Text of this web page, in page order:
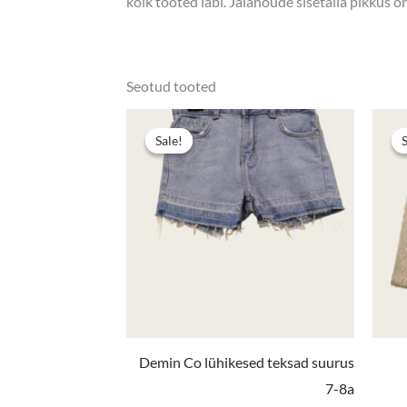
Seotud tooted
Sale!
Sale!
Demin Co lühikesed teksad suurus
7-8a
hind
oli:
2,90 €.